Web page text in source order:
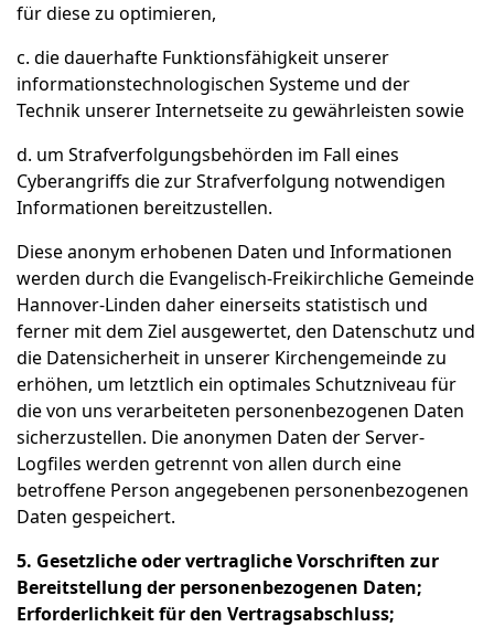
für diese zu optimieren,
c. die dauerhafte Funktionsfähigkeit unserer
informationstechnologischen Systeme und der
Technik unserer Internetseite zu gewährleisten sowie
d. um Strafverfolgungsbehörden im Fall eines
Cyberangriffs die zur Strafverfolgung notwendigen
Informationen bereitzustellen.
Diese anonym erhobenen Daten und Informationen
werden durch die Evangelisch-Freikirchliche Gemeinde
Hannover-Linden daher einerseits statistisch und
ferner mit dem Ziel ausgewertet, den Datenschutz und
die Datensicherheit in unserer Kirchengemeinde zu
erhöhen, um letztlich ein optimales Schutzniveau für
die von uns verarbeiteten personenbezogenen Daten
sicherzustellen. Die anonymen Daten der Server-
Logfiles werden getrennt von allen durch eine
betroffene Person angegebenen personenbezogenen
Daten gespeichert.
5. Gesetzliche oder vertragliche Vorschriften zur
Bereitstellung der personenbezogenen Daten;
Erforderlichkeit für den Vertragsabschluss;